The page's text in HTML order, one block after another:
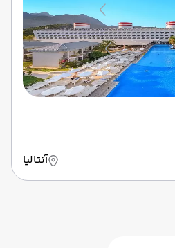
آنتالیا